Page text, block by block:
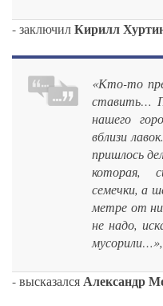
- заключилКирилл
«Кто-то
ставить…
нашего
вблизи
пришлось
которая,
семечки, а
метре от
не надо,
мусорили…»,
- высказалсяАлександр